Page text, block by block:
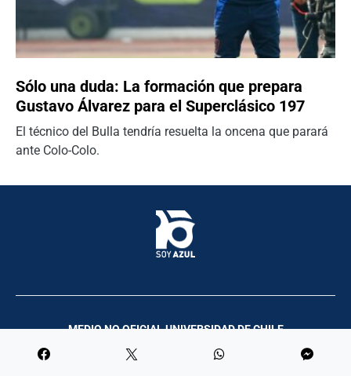
Sólo una duda: La formación que prepara
Gustavo Álvarez para el Superclásico 197
El técnico del Bulla tendría resuelta la oncena que parará
ante Colo-Colo.
MEDIO NO OFICIAL UNIVERSIDAD DE CHILE
Palco Comunicación y Producciones | 2023